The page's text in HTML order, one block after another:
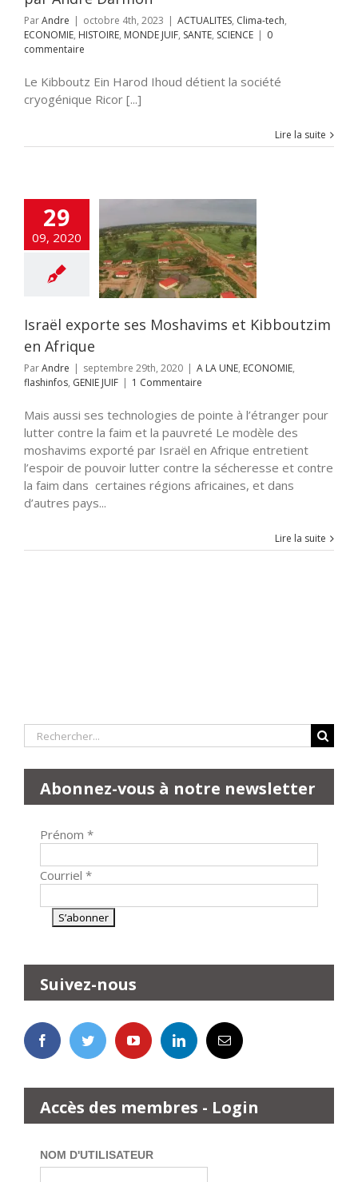
ParAndre | octobre 4th, 2023 | ACTUALITES, Clima-tech,
ECONOMIE, HISTOIRE, MONDE JUIF, SANTE, SCIENCE | 0
commentaire
Le Kibboutz Ein Harod Ihoud détient la société
cryogénique Ricor [...]
Lire la suite
29
09, 2020
exporte ses
et
en Afrique
ECONOMIE
Israël exporte ses Moshavims et Kibboutzim
en Afrique
ParAndre | septembre 29th, 2020 | A LA UNE, ECONOMIE,
flashinfos, GENIE JUIF | 1 Commentaire
Mais aussi ses technologies de pointe à l’étranger pour
lutter contre la faim et la pauvreté Le modèle des
moshavims exporté par Israël en Afrique entretient
l’espoir de pouvoir lutter contre la sécheresse et contre
la faim dans certaines régions africaines, et dans
d’autres pays...
Lire la suite
Rechercher:
Abonnez-vous à notre newsletter
Prénom *
Courriel *
Suivez-nous
Accès des membres - Login
NOM D'UTILISATEUR